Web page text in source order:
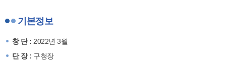
기본정보
창 단 : 2022년 3월
단 장 : 구청장